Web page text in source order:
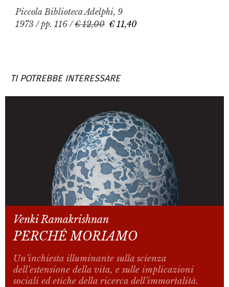
Piccola Biblioteca Adelphi, 9
1973 / pp. 116 /€ 12,00 € 11,40
TI POTREBBE INTERESSARE
Venki Ramakrishnan
PERCHÉ MORIAMO
Un’inchiesta illuminante sulla scienza
dell’estensione della vita, e sulle implicazioni
sociali ed etiche della ricerca dell’immortalità.